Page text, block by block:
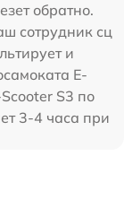
обратно.
сотрудник сц
и
E-
S3 по
3-4 часа при